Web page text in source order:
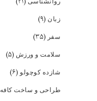
زبان (۹)
سفر (۳۵)
سلامت و ورزش (۵)
شازده کوچولو(۶)
طراحی و ساخت کافه